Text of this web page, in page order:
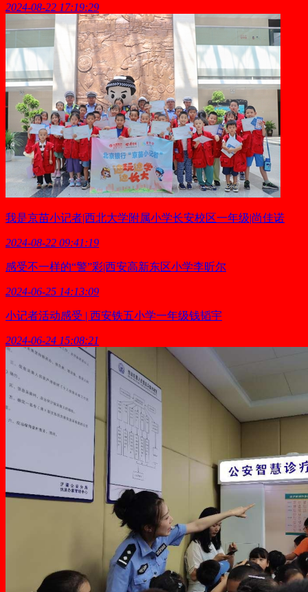
2024-08-22 17:19:29
我是京苗小记者|西北大学附属小学长安校区一年级|尚佳诺
2024-08-22 09:41:19
感受不一样的“警”彩|西安高新东区小学李昕尔
2024-06-25 14:13:09
小记者活动感受 | 西安铁五小学一年级钱韬宇
2024-06-24 15:08:21